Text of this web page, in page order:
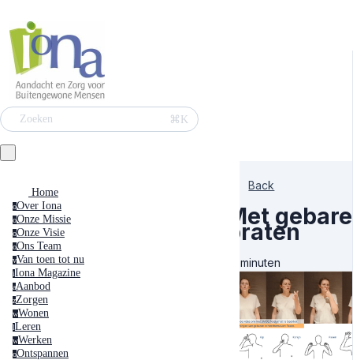
Zoeken ⌘K
Home
oOver Iona
oOnze Missie
oOnze Visie
oOns Team
vVan toen tot nu
iIona Magazine
aAanbod
zZorgen
wWonen
lLeren
wWerken
oOntspannen
Back
Met
praten
4 minuten